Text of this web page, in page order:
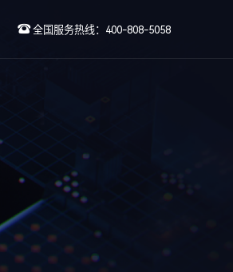
全国服务热线：400-808-5058